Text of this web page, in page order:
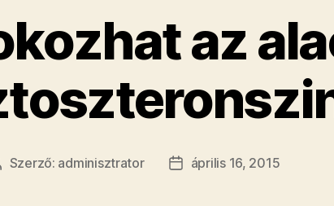
az
Szerző: adminisztrator
Bejegyzés
április 16, 2015